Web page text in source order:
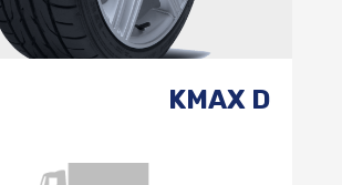
KMAX D